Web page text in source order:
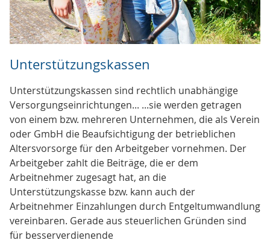
Unterstützungskassen
Unterstützungskassen sind rechtlich unabhängige
Versorgungseinrichtungen... ...sie werden getragen
von einem bzw. mehreren Unternehmen, die als Verein
oder GmbH die Beaufsichtigung der betrieblichen
Altersvorsorge für den Arbeitgeber vornehmen. Der
Arbeitgeber zahlt die Beiträge, die er dem
Arbeitnehmer zugesagt hat, an die
Unterstützungskasse bzw. kann auch der
Arbeitnehmer Einzahlungen durch Entgeltumwandlung
vereinbaren. Gerade aus steuerlichen Gründen sind
für besserverdienende